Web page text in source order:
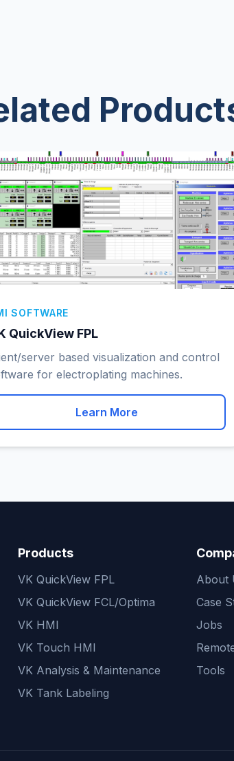
SOFTWARE
QuickView FPL
server based visualization and control
for electroplating machines.
Learn More
Products
VK QuickView FPL
VK QuickView FCL/Optima
VK HMI
VK Touch HMI
VK Analysis & Maintenance
VK Tank Labeling
About
Case
Jobs
Tools